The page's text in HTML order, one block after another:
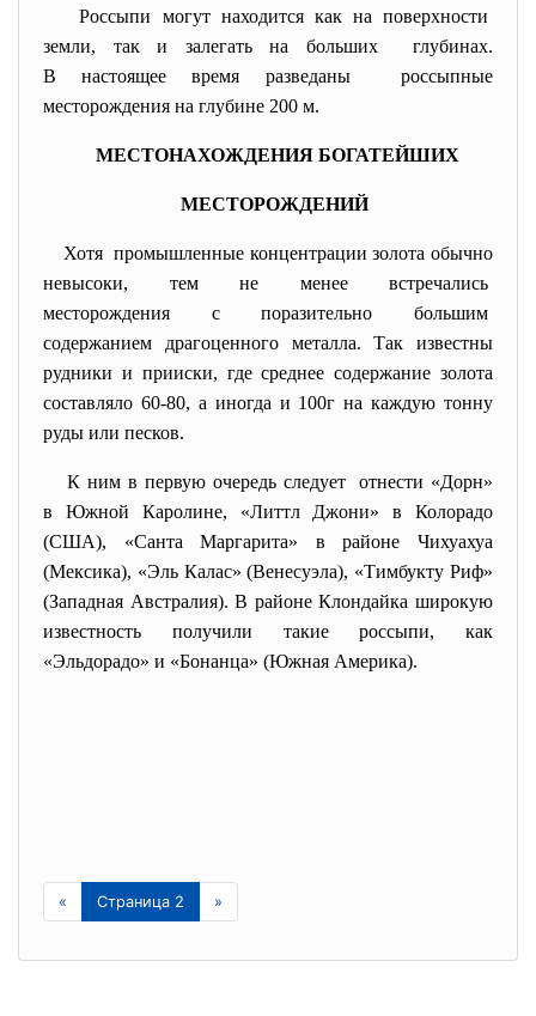
Россыпи могут находится как на поверхности
земли, так и залегать на больших глубинах.
В настоящее время разведаны россыпные
месторождения на глубине 200 м.
МЕСТОНАХОЖДЕНИЯ БОГАТЕЙШИХ
МЕСТОРОЖДЕНИЙ
Хотя промышленные концентрации золота обычно
невысоки, тем не менее встречались
месторождения с поразительно большим
содержанием драгоценного металла. Так известны
рудники и прииски, где среднее содержание золота
составляло 60-80, а иногда и 100г на каждую тонну
руды или песков.
К ним в первую очередь следует отнести «Дорн»
в Южной Каролине, «Литтл Джони» в Колорадо
(США), «Санта Маргарита» в районе Чихуахуа
(Мексика), «Эль Калас» (Венесуэла), «Тимбукту Риф»
(Западная Австралия). В районе Клондайка широкую
известность получили такие россыпи, как
«Эльдорадо» и «Бонанца» (Южная Америка).
« Страница 2 »